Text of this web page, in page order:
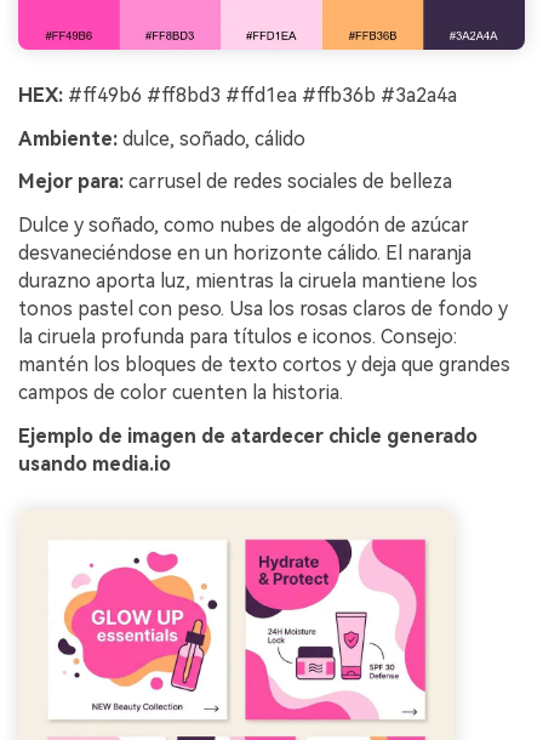
HEX: #ff49b6 #ff8bd3 #ffd1ea #ffb36b #3a2a4a
Ambiente: dulce, soñado, cálido
Mejor para: carrusel de redes sociales de belleza
Dulce y soñado, como nubes de algodón de azúcar
desvaneciéndose en un horizonte cálido. El naranja
durazno aporta luz, mientras la ciruela mantiene los
tonos pastel con peso. Usa los rosas claros de fondo y
la ciruela profunda para títulos e iconos. Consejo:
mantén los bloques de texto cortos y deja que grandes
campos de color cuenten la historia.
Ejemplo de imagen de atardecer chicle generado
usando media.io